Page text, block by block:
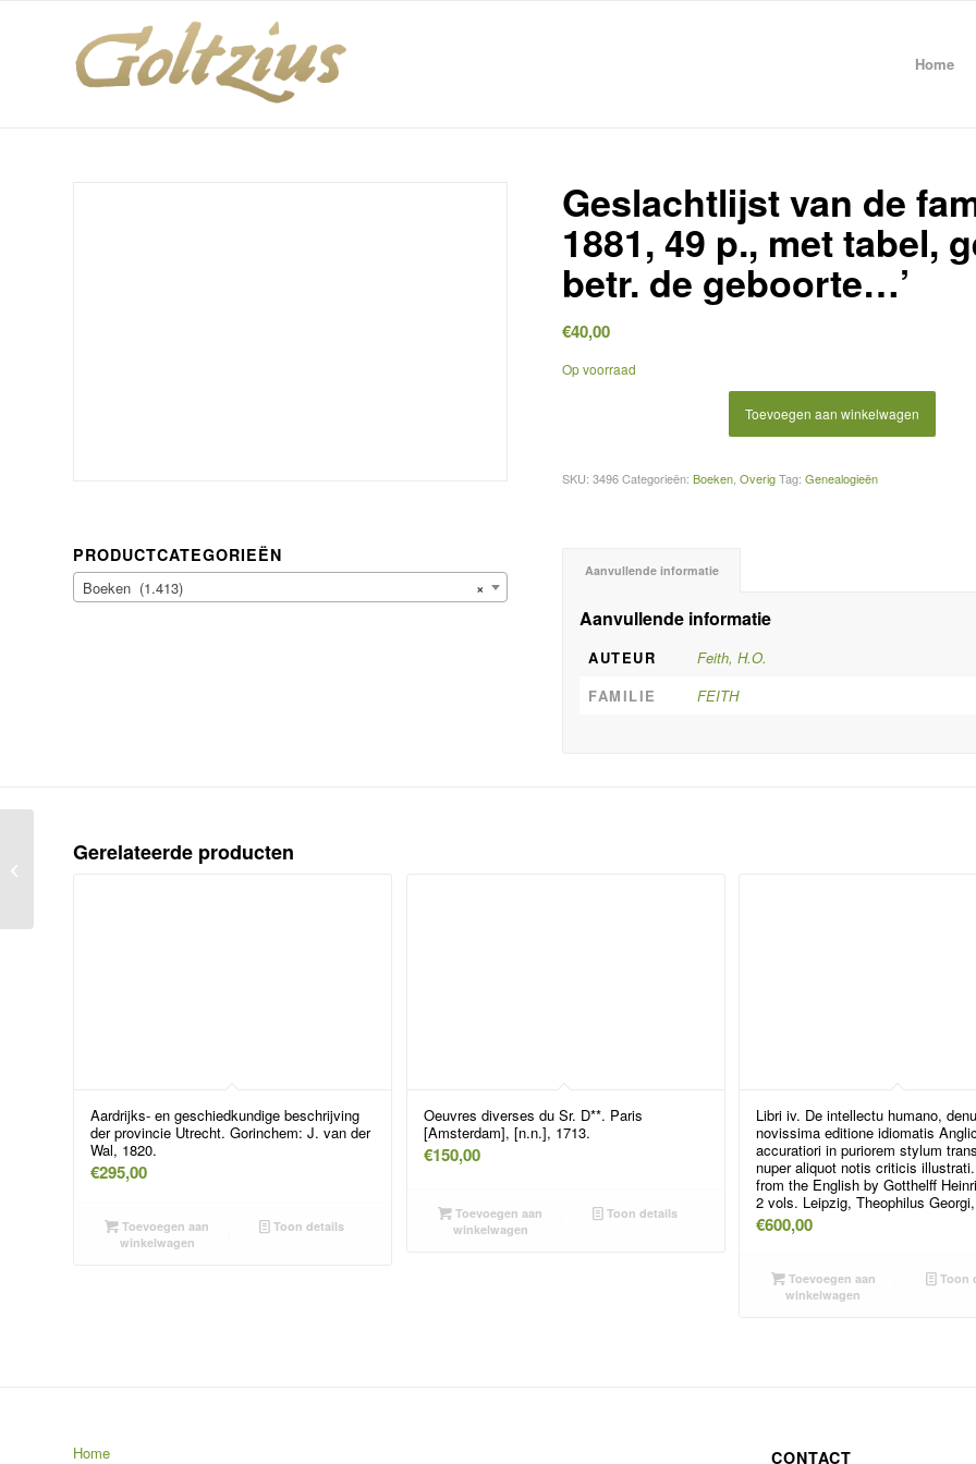
Home
PRODUCTCATEGORIEËN
×
Boeken (1.413)
Geslachtlijst van de
1881, 49 p., met tabel,
betr. de geboorte…’
€40,00
Op voorraad
Toevoegen aan winkelwagen
SKU:3496 Categorieën:Boeken,Overig Tag:Genealogieën
Aanvullende informatie
Aanvullende informatie
AUTEUR
Feith, H.O.
FAMILIE
FEITH
Gerelateerde producten
Aardrijks- en geschiedkundige beschrijving
der provincie Utrecht. Gorinchem: J. van der
Wal, 1820.
€295,00
Toevoegen aan
winkelwagen
Toon details
Oeuvres diverses du Sr. D**. Paris
[Amsterdam], [n.n.], 1713.
€150,00
Toevoegen aan
winkelwagen
Toon details
Libri iv. De intellectu humano,
novissima editione idiomatis
accuratiori in puriorem stylum
nuper aliquot notis criticis
from the English by Gotthelff
2 vols. Leipzig, Theophilus
€600,00
Toevoegen aan
winkelwagen
Toon
Home CONTACT
De Famfaf, huisorgaan van de
families Fafié, Van Teeseling, Petri,